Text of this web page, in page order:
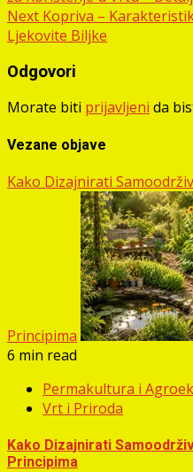
Next Kopriva –
Ljekovite Biljke
Odgovori
Morate biti prijavljeni da
Vezane objave
Kako Dizajnirati
Principima
6 min read
Permakultura i
Vrt i Priroda
Kako Dizajnirati
Principima